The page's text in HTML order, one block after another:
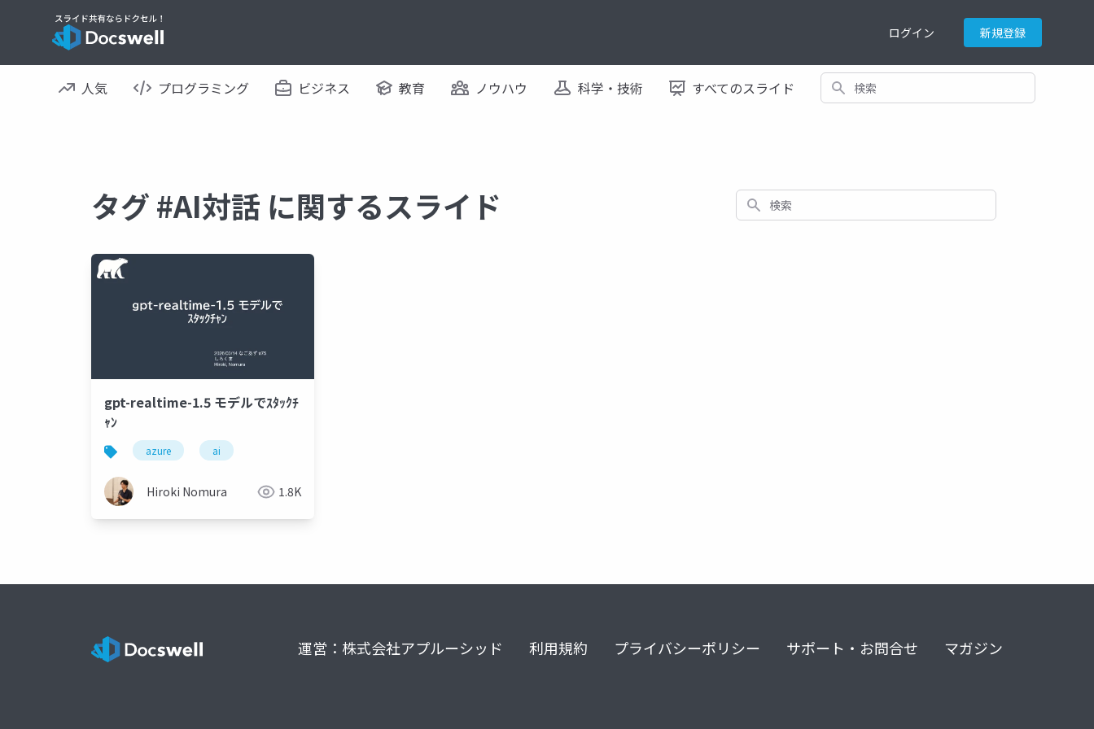
ログイン 新規登録
人気 プログラミング ビジネス 教育 ノウハウ 科学・技術 すべてのスライド 検索
タグ #AI対話 に関するスライド 検索
gpt-realtime-1.5 モデルでｽﾀｯｸﾁ
ｬﾝ
azure ai
Hiroki Nomura 1.8K
運営：株式会社アプルーシッド 利用規約 プライバシーポリシー サポート・お問合せ マガジン